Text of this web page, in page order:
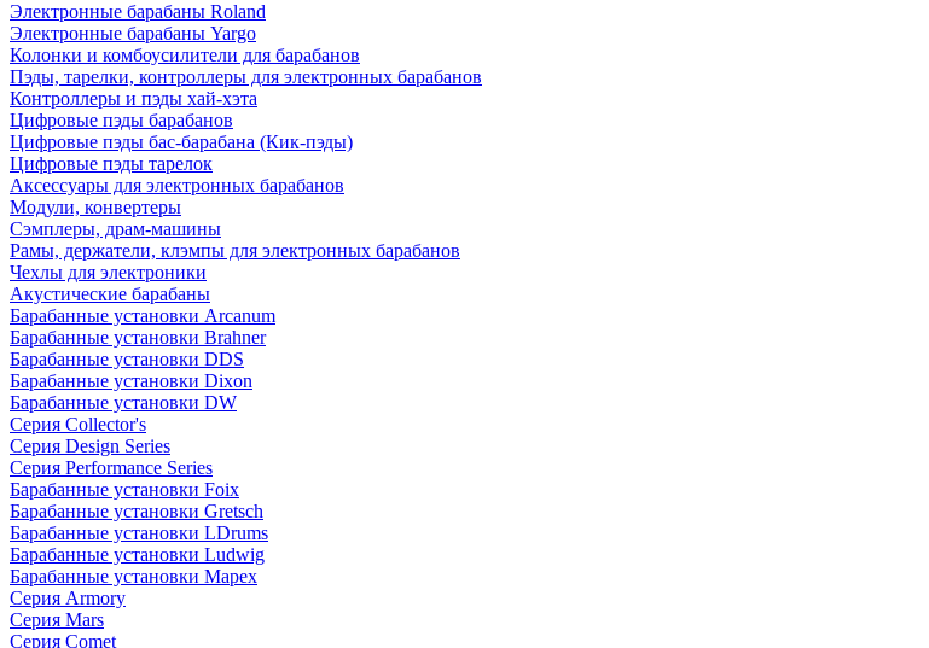
Электронные барабаны Roland
Электронные барабаны Yargo
Колонки и комбоусилители для барабанов
Пэды, тарелки, контроллеры для электронных барабанов
Контроллеры и пэды хай-хэта
Цифровые пэды барабанов
Цифровые пэды бас-барабана (Кик-пэды)
Цифровые пэды тарелок
Аксессуары для электронных барабанов
Модули, конвертеры
Сэмплеры, драм-машины
Рамы, держатели, клэмпы для электронных барабанов
Чехлы для электроники
Акустические барабаны
Барабанные установки Arcanum
Барабанные установки Brahner
Барабанные установки DDS
Барабанные установки Dixon
Барабанные установки DW
Серия Collector's
Серия Design Series
Серия Performance Series
Барабанные установки Foix
Барабанные установки Gretsch
Барабанные установки LDrums
Барабанные установки Ludwig
Барабанные установки Mapex
Серия Armory
Серия Mars
Серия Comet